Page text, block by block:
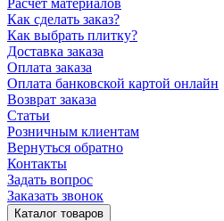
Расчет материалов
Как сделать заказ?
Как выбрать плитку?
Доставка заказа
Оплата заказа
Оплата банковской картой онлайн
Возврат заказа
Статьи
Розничным клиентам
Вернуться обратно
Контакты
Задать вопрос
Заказать звонок
Каталог товаров